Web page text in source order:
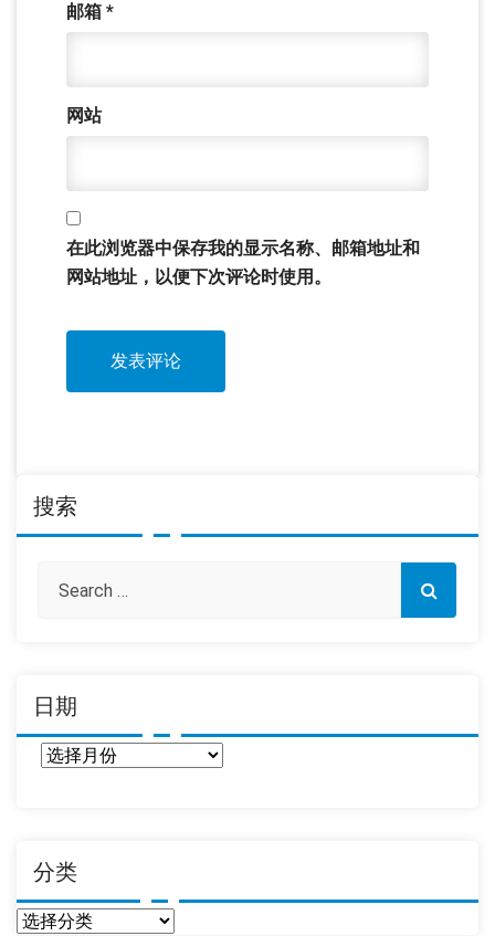
邮箱 *
网站
在此浏览器中保存我的显示名称、邮箱地址和
网站地址，以便下次评论时使用。
搜索
日期
分类
分